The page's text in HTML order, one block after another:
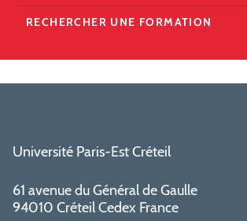
RECHERCHER UNE FORMATION
Université Paris-Est Créteil
61 avenue du Général de Gaulle
94010 Créteil Cedex France